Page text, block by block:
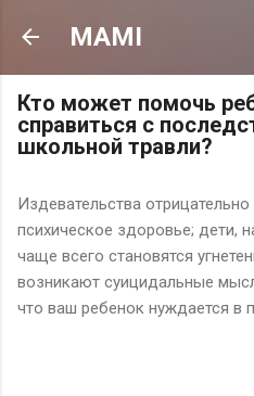
MAMI
Кто может помочь
справиться с
школьной травли?
Издевательства
психическое здоровье; дети,
чаще всего становятся
возникают суицидальные
что ваш ребенок нуждается в